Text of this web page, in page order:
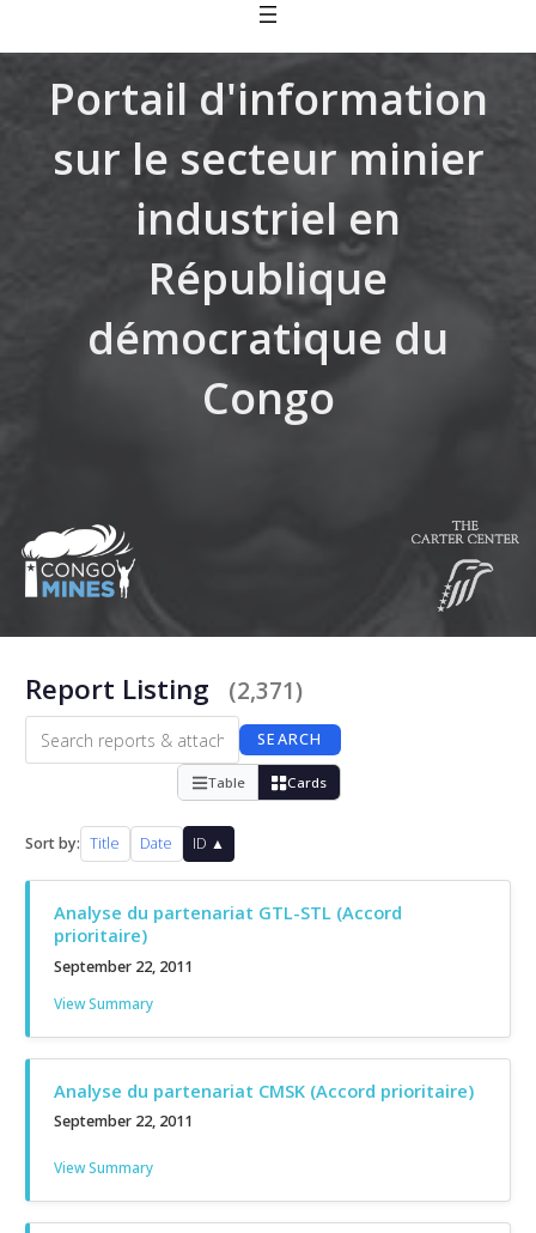
Portail d'information
sur le secteur minier
industriel en
République
démocratique du
Congo
Report Listing (2,371)
SEARCH
Table Cards
Sort by: Title Date ID ▲
Analyse du partenariat GTL-STL (Accord
prioritaire)
September 22, 2011
View Summary
Analyse du partenariat CMSK (Accord prioritaire)
September 22, 2011
View Summary